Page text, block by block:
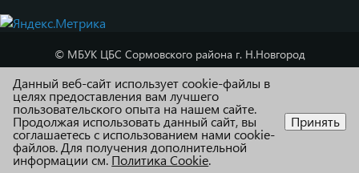
© МБУК ЦБС Сормовского района г. Н.Новгород
Карта сайта
Адаптация и техподдержка R52.RU
Данный веб-сайт использует cookie-файлы в
целях предоставления вам лучшего
пользовательского опыта на нашем сайте.
Продолжая использовать данный сайт, вы
соглашаетесь с использованием нами cookie-
файлов. Для получения дополнительной
информации см.Политика Cookie.
Принять